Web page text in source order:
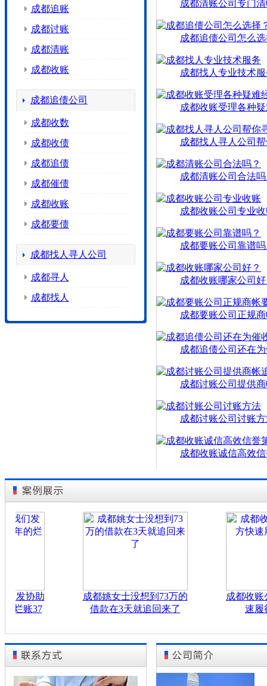
成都追账
成都讨账
成都清账
成都收账
成都追债公司
成都收数
成都收债
成都追债
成都催债
成都收账
成都要债
成都找人寻人公司
成都寻人
成都找人
成都清账公司专门
成都追债公司怎么
成都找人专业技术
成都收账受理各种
成都找人寻人公司
成都清账公司合法
成都收账公司专业
成都要账公司靠谱
成都收账哪家公司
成都要账公司正规
成都追债公司还在
成都讨账公司提供
成都讨账公司讨账
成都收账诚信高效
协助
账37
成都姚女士没想到73万的
借款在3天就追回来了
成都收账公
速履行